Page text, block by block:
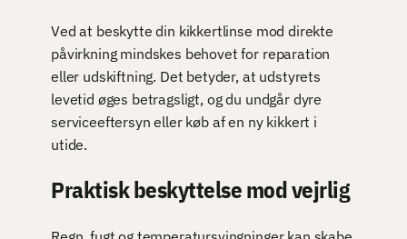
Ved at beskytte din kikkertlinse mod direkte
påvirkning mindskes behovet for reparation
eller udskiftning. Det betyder, at udstyrets
levetid øges betragsligt, og du undgår dyre
serviceeftersyn eller køb af en ny kikkert i
utide.
Praktisk beskyttelse mod vejrlig